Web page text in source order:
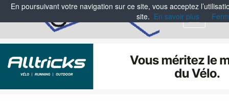
Menu
En poursuivant votre navigation sur ce site, vous acceptez
site. En savoir plus